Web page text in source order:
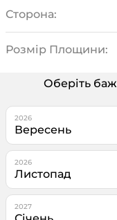
Сторона:
Розмір Площини:
Оберіть
2026
Вересень
2026
Листопад
2027